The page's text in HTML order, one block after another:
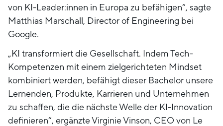
von KI-Leader:innen in Europa zu befähigen“, sagte
Matthias Marschall, Director of Engineering bei
Google.
„KI transformiert die Gesellschaft. Indem Tech-
Kompetenzen mit einem zielgerichteten Mindset
kombiniert werden, befähigt dieser Bachelor unsere
Lernenden, Produkte, Karrieren und Unternehmen
zu schaffen, die die nächste Welle der KI-Innovation
definieren“, ergänzte Virginie Vinson, CEO von Le